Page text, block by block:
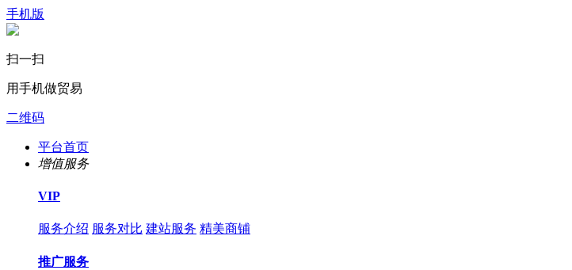
手机版
扫一扫
用手机做贸易
二维码
平台首页
增值服务
VIP
服务介绍 服务对比 建站服务 精美商铺
推广服务